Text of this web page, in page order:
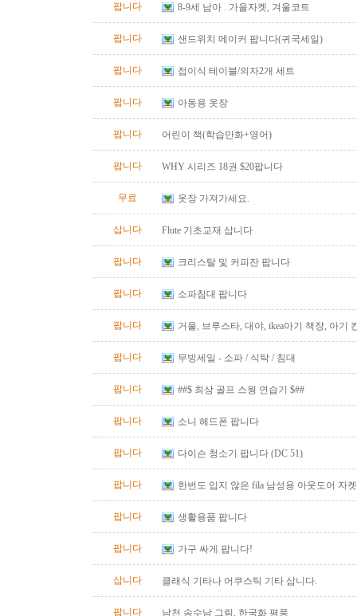
팝니다 8-9세 남아 . 가을자켓, 겨울코트
팝니다 샌드위치 메이커 팝니다(귀국세일)
팝니다 접이식 테이블/의자2개 세트
팝니다 아동용 옷장
팝니다 어린이 책(학습만화+영어)
팝니다 WHY 시리즈 18권 $20팝니다
무료 옷장 가져가세요.
삽니다 Flute 기초교재 삽니다
팝니다 크리스탈 및 커피잔 팝니다
팝니다 소파침대 팝니다
팝니다 거울, 브루스타, 대야, ikea아기 책장, 아기
팝니다 무빙세일 - 소파 / 식탁 / 침대
팝니다 ##$ 최상 골프 스웡 연습기 $##
팝니다 소니 헤드폰 팝니다
팝니다 다이슨 청소기 팝니다 (DC 51)
팝니다
한번도 입지 않은 fila 남성용 아웃도어 자
팝니다
생활용품 팝니다
팝니다 가구 싸게 팝니다!
삽니다 클래식 기타나 어쿠스틱 기타 삽니다.
팝니다 남천 송수남 그림, 한국화 평풍